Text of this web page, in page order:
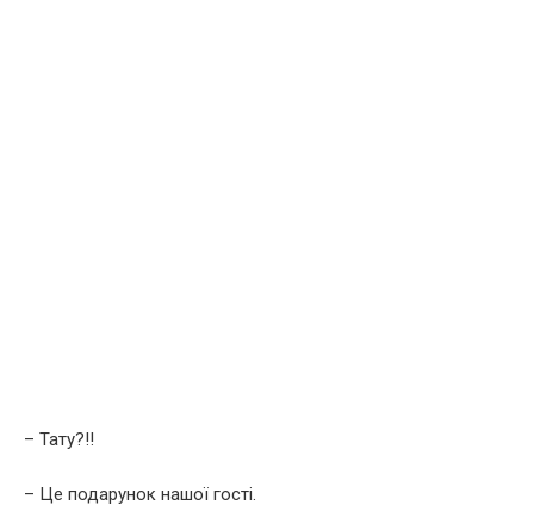
– Тату?!!
– Це подарунок нашої гості.